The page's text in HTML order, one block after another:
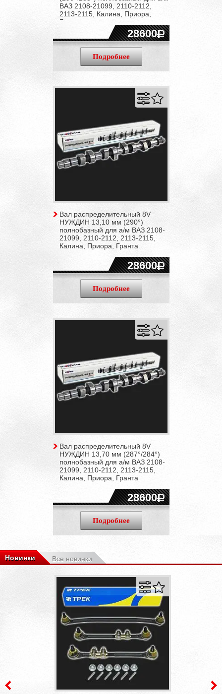
ВАЗ 2108-21099, 2110-2112,
2113-2115, Калина, Приора,
Гранта
28600
Подробнее
Вал распределительный 8V
НУЖДИН 13,10 мм (290°)
полнобазный для а/м ВАЗ 2108-
21099, 2110-2112, 2113-2115,
Калина, Приора, Гранта
28600
Подробнее
Вал распределительный 8V
НУЖДИН 13,70 мм (287°/284°)
полнобазный для а/м ВАЗ 2108-
21099, 2110-2112, 2113-2115,
Калина, Приора, Гранта
28600
Подробнее
Новинки Все новинки